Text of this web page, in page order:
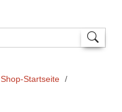
Shop-Startseite